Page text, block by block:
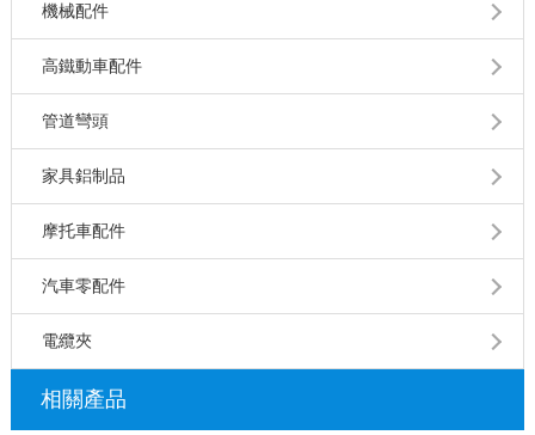
機械配件
高鐵動車配件
管道彎頭
家具鋁制品
摩托車配件
汽車零配件
電纜夾
相關產品